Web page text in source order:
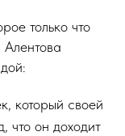
только что
который своей
что он доходит